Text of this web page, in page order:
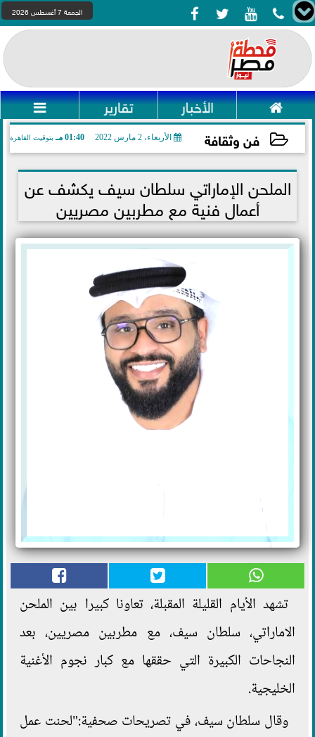
    الجمعة 7 أغسطس 2026
 الأخبار تقارير 
فن وثقافة الأربعاء، 2 مارس 2022 01:40 مـ بتوقيت القاهرة
2022-03-02 13:40:18
الملحن الإماراتي سلطان سيف يكشف عن
أعمال فنية مع مطربين مصريين
تشهد الأيام القليلة المقبلة، تعاونا كبيرا بين الملحن
الاماراتي، سلطان سيف، مع مطربين مصريين، بعد
النجاحات الكبيرة التي حققها مع كبار نجوم الأغنية
الخليجية.
وقال سلطان سيف، في تصريحات صحفية:"لحنت عمل